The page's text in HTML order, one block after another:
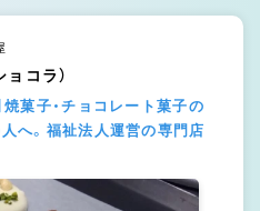
コラ）
焼菓子・チョコレート菓子の
へ。福祉法人運営の専門店